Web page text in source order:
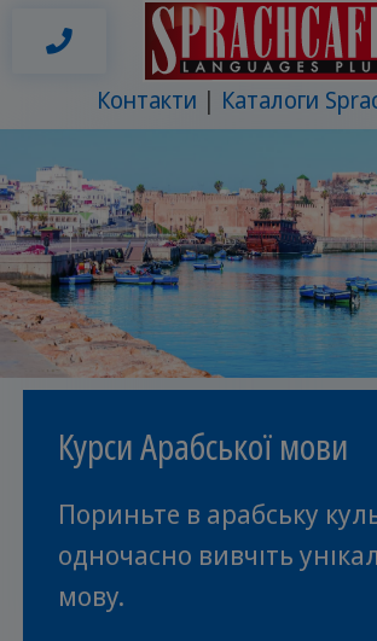
Контакти Каталоги
Курси Арабської мови
Пориньте в арабську
одночасно вивчіть
мову.